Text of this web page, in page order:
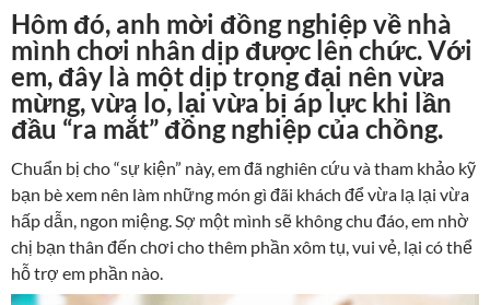
Hôm đó, anh mời đồng nghiệp về nhà
mình chơi nhân dịp được lên chức. Với
em, đây là một dịp trọng đại nên vừa
mừng, vừa lo, lại vừa bị áp lực khi lần
đầu “ra mắt” đồng nghiệp của chồng.
Chuẩn bị cho “sự kiện” này, em đã nghiên cứu và tham khảo kỹ
bạn bè xem nên làm những món gì đãi khách để vừa lạ lại vừa
hấp dẫn, ngon miệng. Sợ một mình sẽ không chu đáo, em nhờ
chị bạn thân đến chơi cho thêm phần xôm tụ, vui vẻ, lại có thể
hỗ trợ em phần nào.